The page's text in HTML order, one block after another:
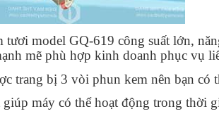
model GQ-619 công suất lớn,
mẽ phù hợp kinh doanh phục vụ
trang bị 3 vòi phun kem nên bạn có
máy có thể hoạt động trong thời